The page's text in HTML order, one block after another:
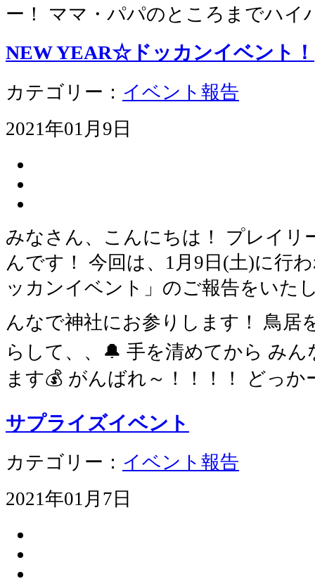
ー！ ママ・パパのところまでハ
NEW YEAR☆ドッカンイベント！
カテゴリー： イベント報告
2021年01月9日
みなさん、こんにちは！ プレイリ
んです！ 今回は、1月9日(土)に行
ッカンイベント」のご報告をいた
んなで神社にお参りします！ 鳥
らして、、🔔 手を清めてから み
ます💰 がんばれ～！！！！ どっ
サプライズイベント
カテゴリー： イベント報告
2021年01月7日